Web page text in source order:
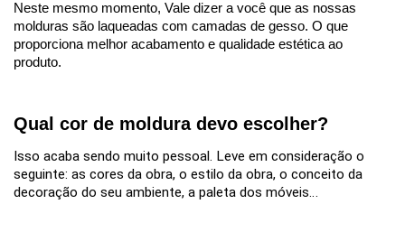
Neste mesmo momento, Vale dizer a você que as nossas
molduras são laqueadas com camadas de gesso. O que
proporciona melhor acabamento e qualidade estética ao
produto.
Qual cor de moldura devo escolher?
Isso acaba sendo muito pessoal. Leve em consideração o
seguinte: as cores da obra, o estilo da obra, o conceito da
decoração do seu ambiente, a paleta dos móveis…